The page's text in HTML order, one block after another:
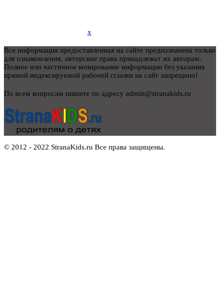
x
Все информация предоставленная на сайте предназначена только
для ознакомления, авторские права принадлежат их авторам.
Полное или частичное копирование информации без указания
прямой индексируемой рабочей ссылки на сайт запрещено!
По всем вопросам пишите по адресу admin@stranakids.ru
© 2012 - 2022 StranaKids.ru Все права защищены.